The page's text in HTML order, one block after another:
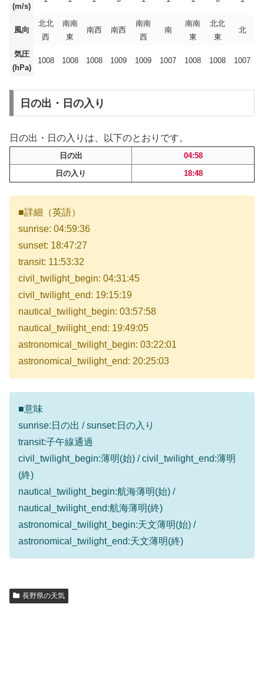
(m/s)
風向
北北
西
南南
東
南西 南西
南南
西
南
南南
東
北北
東
北
気圧
(hPa)
1008 1008 1008 1009 1009 1007 1008 1008 1007
日の出・日の入り
日の出・日の入りは、以下のとおりです。
日の出
04:58
日の入り
18:48
■詳細（英語）
sunrise: 04:59:36
sunset: 18:47:27
transit: 11:53:32
civil_twilight_begin: 04:31:45
civil_twilight_end: 19:15:19
nautical_twilight_begin: 03:57:58
nautical_twilight_end: 19:49:05
astronomical_twilight_begin: 03:22:01
astronomical_twilight_end: 20:25:03
■意味
sunrise:日の出 / sunset:日の入り
transit:子午線通過
civil_twilight_begin:薄明(始) / civil_twilight_end:薄明
(終)
nautical_twilight_begin:航海薄明(始) /
nautical_twilight_end:航海薄明(終)
astronomical_twilight_begin:天文薄明(始) /
astronomical_twilight_end:天文薄明(終)
長野県の天気